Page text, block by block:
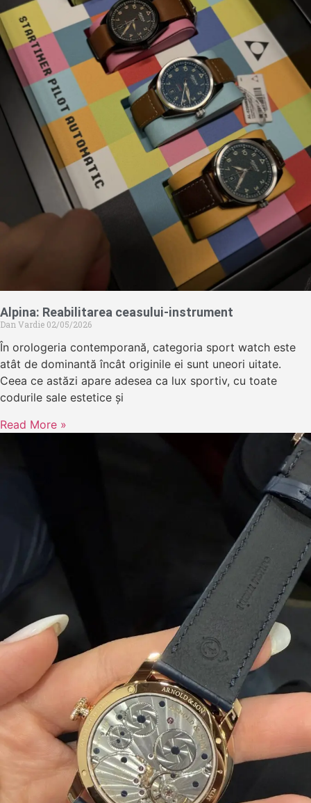
Alpina: Reabilitarea ceasului-instrument
Dan Vardie 02/05/2026
În orologeria contemporană, categoria sport watch este
atât de dominantă încât originile ei sunt uneori uitate.
Ceea ce astăzi apare adesea ca lux sportiv, cu toate
codurile sale estetice și
Read More »